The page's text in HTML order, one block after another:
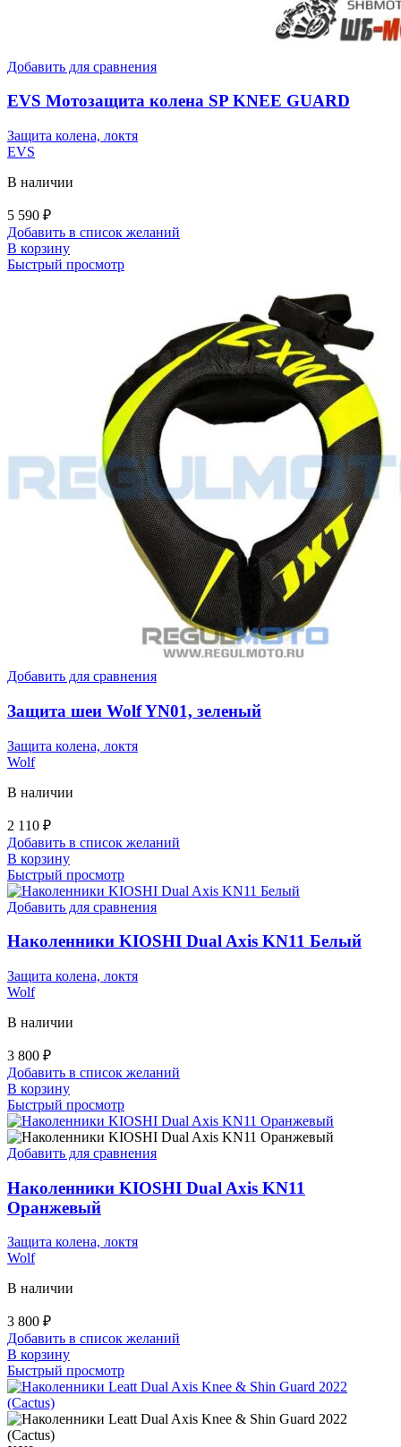
Добавить для сравнения
EVS Мотозащита колена SP KNEE GUARD
Защита колена, локтя
EVS
В наличии
5 590 ₽
Добавить в список желаний
В корзину
Быстрый просмотр
Добавить для сравнения
Защита шеи Wolf YN01, зеленый
Защита колена, локтя
Wolf
В наличии
2 110 ₽
Добавить в список желаний
В корзину
Быстрый просмотр
Добавить для сравнения
Наколенники KIOSHI Dual Axis KN11 Белый
Защита колена, локтя
Wolf
В наличии
3 800 ₽
Добавить в список желаний
В корзину
Быстрый просмотр
Добавить для сравнения
Наколенники KIOSHI Dual Axis KN11
Оранжевый
Защита колена, локтя
Wolf
В наличии
3 800 ₽
Добавить в список желаний
В корзину
Быстрый просмотр